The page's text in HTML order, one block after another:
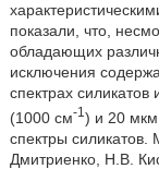
показали, что,
обладающих
исключения
спектрах
(1000 см-1 ) и 20
спектры
Дмитриенко, Н.В.